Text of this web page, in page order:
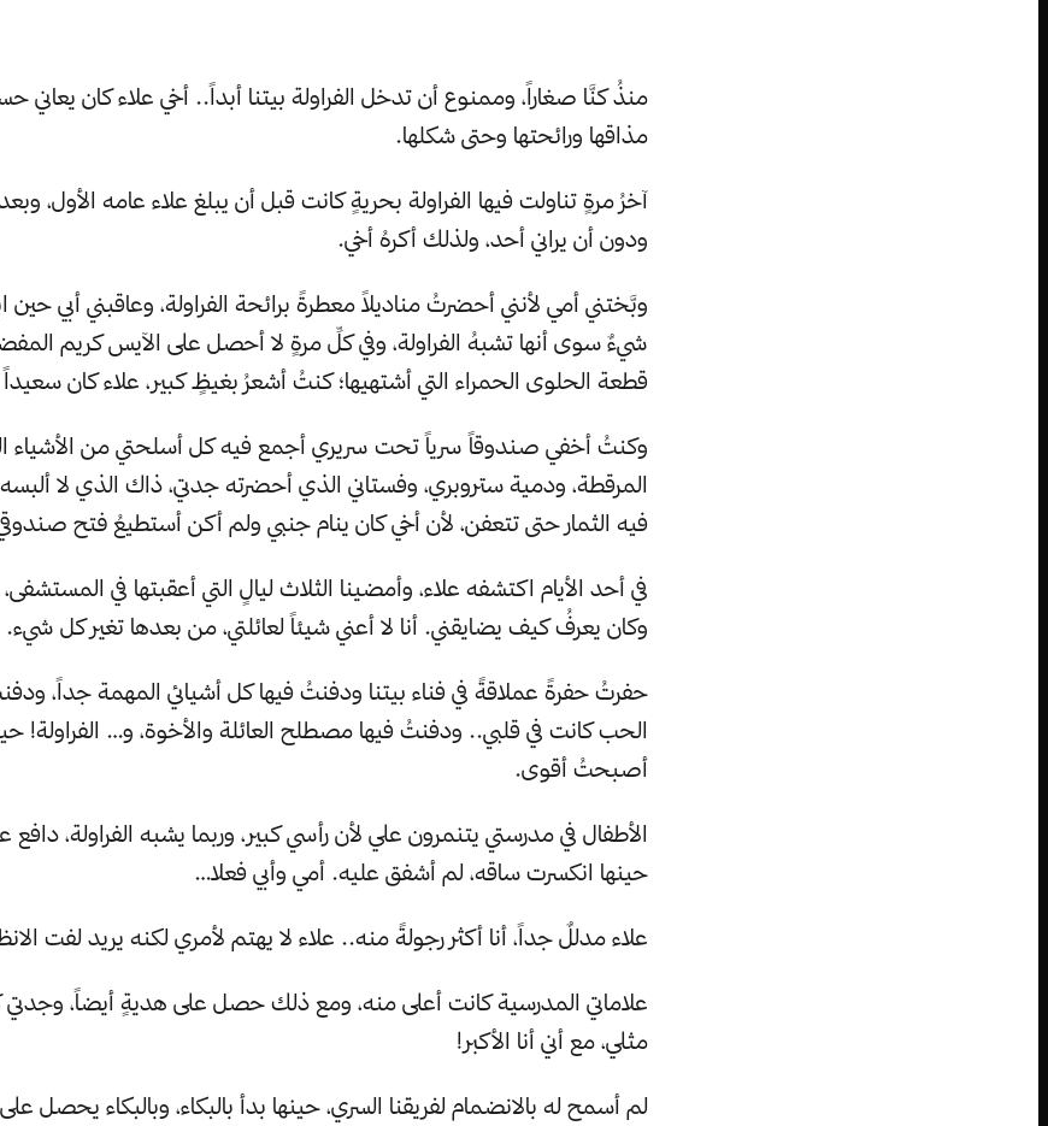
منذُ كنَّا صغاراً، وممنوع أن تدخل الفراولة بيتنا أبداً.. أخي علاء كان
مذاقها ورائحتها وحتى شكلها.
آخرُ مرةٍ تناولت فيها الفراولة بحريةٍ كانت قبل أن يبلغ علاء عامه الأول،
ودون أن يراني أحد، ولذلك أكرهُ أخي.
وبَّختني أمي لأنني أحضرتُ مناديلاً معطرةً برائحة الفراولة، وعاقبني أبي
شيءٌ سوى أنها تشبهُ الفراولة، وفي كلِّ مرةٍ لا أحصل على الآيس كريم
قطعة الحلوى الحمراء التي أشتهيها؛ كنتُ أشعرُ بغيظٍ كبير، علاء كان
وكنتُ أخفي صندوقاً سرياً تحت سريري أجمع فيه كل أسلحتي من الأشياء
المرقطة، ودمية ستروبري، وفستاني الذي أحضرته جدتي، ذاك الذي لا
فيه الثمار حتى تتعفن، لأن أخي كان ينام جنبي ولم أكن أستطيعُ فتح
في أحد الأيام اكتشفه علاء، وأمضينا الثلاث ليالٍ التي أعقبتها في المستشفى،
وكان يعرفُ كيف يضايقني. أنا لا أعني شيئاً لعائلتي، من بعدها تغير كل شيء.
حفرتُ حفرةً عملاقةً في فناء بيتنا ودفنتُ فيها كل أشيائي المهمة جداً،
الحب كانت في قلبي.. ودفنتُ فيها مصطلح العائلة والأخوة، و… الفراولة!
أصبحتُ أقوى.
الأطفال في مدرستي يتنمرون علي لأن رأسي كبير، وربما يشبه الفراولة، دافع
حينها انكسرت ساقه، لم أشفق عليه. أمي وأبي فعلا…
علاء مدللٌ جداً، أنا أكثر رجولةً منه.. علاء لا يهتم لأمري لكنه يريد لفت
علاماتي المدرسية كانت أعلى منه، ومع ذلك حصل على هديةٍ أيضاً،
مثلي، مع أني أنا الأكبر!
لم أسمح له بالانضمام لفريقنا السري، حينها بدأ بالبكاء، وبالبكاء يحصل